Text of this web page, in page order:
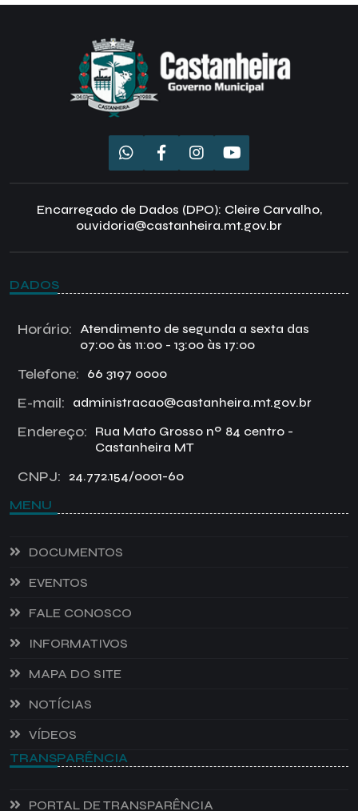
Encarregado de Dados (DPO): Cleire Carvalho,
ouvidoria@castanheira.mt.gov.br
DADOS
Horário:
Atendimento de segunda a sexta das
07:00 às 11:00 - 13:00 às 17:00
Telefone: 66 3197 0000
E-mail: administracao@castanheira.mt.gov.br
Endereço:
Rua Mato Grosso nº 84 centro -
Castanheira MT
CNPJ: 24.772.154/0001-60
MENU
DOCUMENTOS
EVENTOS
FALE CONOSCO
INFORMATIVOS
MAPA DO SITE
NOTÍCIAS
VÍDEOS
TRANSPARÊNCIA
PORTAL DE TRANSPARÊNCIA